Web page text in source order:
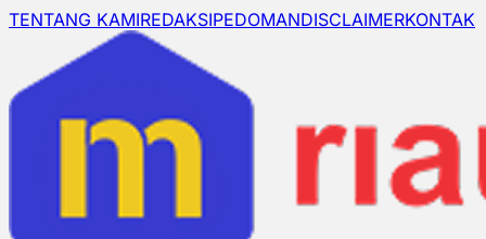
TENTANG KAMIREDAKSIPEDOMANDISCLAIMERKONTAK